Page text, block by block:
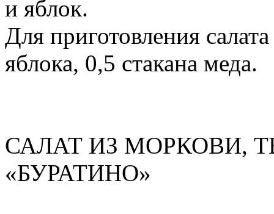
и яблок.
Для приготовления
яблока, 0,5 стакана меда.
САЛАТ ИЗ МОРКОВИ,
«БУРАТИНО»